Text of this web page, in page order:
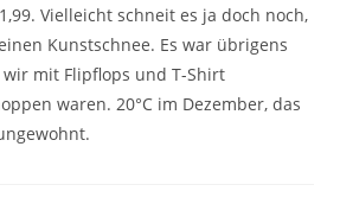
Vielleicht schneit es ja doch noch,
Kunstschnee. Es war übrigens
mit Flipflops und T-Shirt
waren. 20°C im Dezember, das